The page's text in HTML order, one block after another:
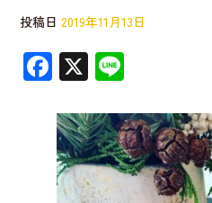
投稿日 2019年11月13日
F
ac
e
b
o
X
e